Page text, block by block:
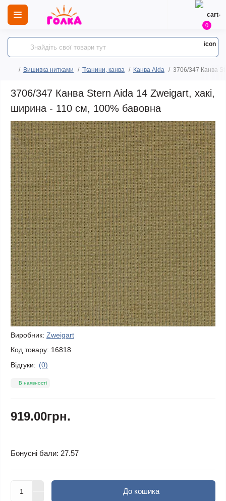
0
Вишивка нитками Тканини, канва Канва Aida 3706/347 Канва
3706/347 Канва Stern Aida 14 Zweigart, хакі,
ширина - 110 см, 100% бавовна
Виробник: Zweigart
Код товару: 16818
Відгуки: (0)
В наявності
919.00грн.
Бонусні бали: 27.57
До кошика